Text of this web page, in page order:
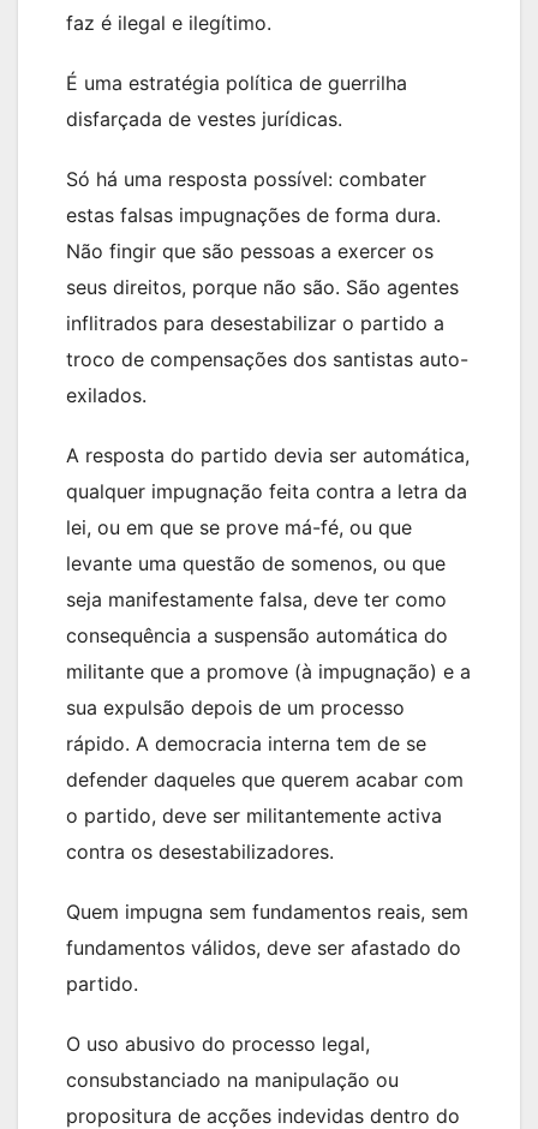
faz é ilegal e ilegítimo.
É uma estratégia política de guerrilha
disfarçada de vestes jurídicas.
Só há uma resposta possível: combater
estas falsas impugnações de forma dura.
Não fingir que são pessoas a exercer os
seus direitos, porque não são. São agentes
inflitrados para desestabilizar o partido a
troco de compensações dos santistas auto-
exilados.
A resposta do partido devia ser automática,
qualquer impugnação feita contra a letra da
lei, ou em que se prove má-fé, ou que
levante uma questão de somenos, ou que
seja manifestamente falsa, deve ter como
consequência a suspensão automática do
militante que a promove (à impugnação) e a
sua expulsão depois de um processo
rápido. A democracia interna tem de se
defender daqueles que querem acabar com
o partido, deve ser militantemente activa
contra os desestabilizadores.
Quem impugna sem fundamentos reais, sem
fundamentos válidos, deve ser afastado do
partido.
O uso abusivo do processo legal,
consubstanciado na manipulação ou
propositura de acções indevidas dentro do